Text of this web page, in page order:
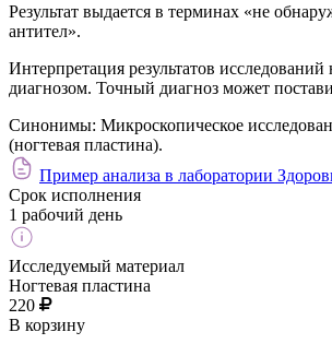
Результат выдается в терминах «не
антител».
Интерпретация результатов исследований
диагнозом. Точный диагноз может
Синонимы: Микроскопическое
(ногтевая пластина).
Пример анализа в лаборатории
Срок исполнения
1 рабочий день
Исследуемый материал
Ногтевая пластина
220
В корзину